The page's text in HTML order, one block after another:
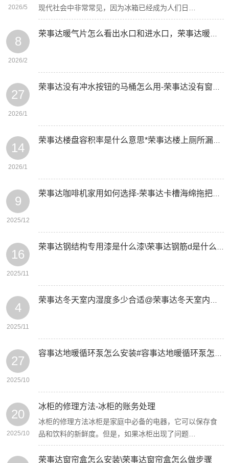
2026/5
现代社会中非常常见，因为冰箱已经成为人们日…
8
2026/2
27
2026/1
14
2026/1
9
2025/12
16
2025/11
4
2025/11
27
2025/10
20
2025/10
冰柜的修理方法-冰柜的账务处理
冰柜的修理方法冰柜是家庭中必备的电器，它可以保存食
品和饮料的新鲜度。但是，如果冰柜出现了问题…
荣事达窗帘盒怎么安装\荣事达窗帘盒怎么做步骤